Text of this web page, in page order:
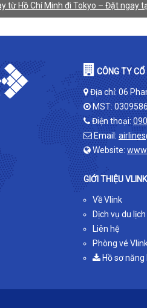
từ Hồ Chí Minh đi Tokyo – Đặt ngay
CÔNG TY
Địa chỉ: 06
MST:
Điện thoại:
Email:
Website:
GIỚI THIỆU VLINK
Về Vlink
Dịch vụ du lịch
Liên hệ
Phòng vé
Hồ sơ năng